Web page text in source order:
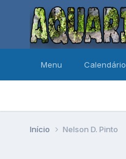
Menu Calendário
Início Nelson D. Pinto